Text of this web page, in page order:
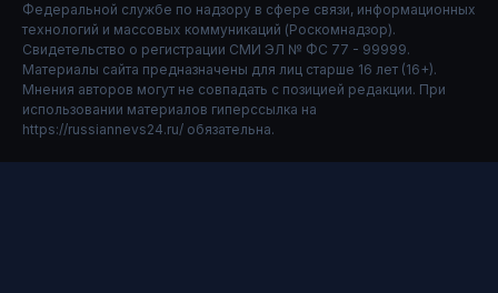
Федеральной службе по надзору в сфере связи, информационных
технологий и массовых коммуникаций (Роскомнадзор).
Свидетельство о регистрации СМИ ЭЛ № ФС 77 - 99999.
Материалы сайта предназначены для лиц старше 16 лет (16+).
Мнения авторов могут не совпадать с позицией редакции. При
использовании материалов гиперссылка на
https://russiannevs24.ru/ обязательна.